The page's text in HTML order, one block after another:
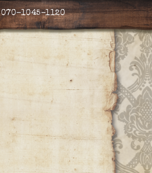
070-1045-1120